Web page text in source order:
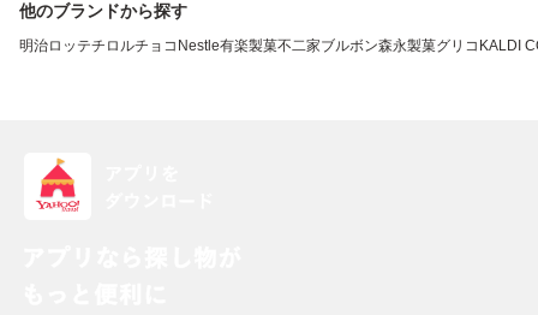
他のブランドから探す
明治ロッテチロルチョコ Nestle有楽製菓不二家ブルボン森永製菓グリコ KALDI